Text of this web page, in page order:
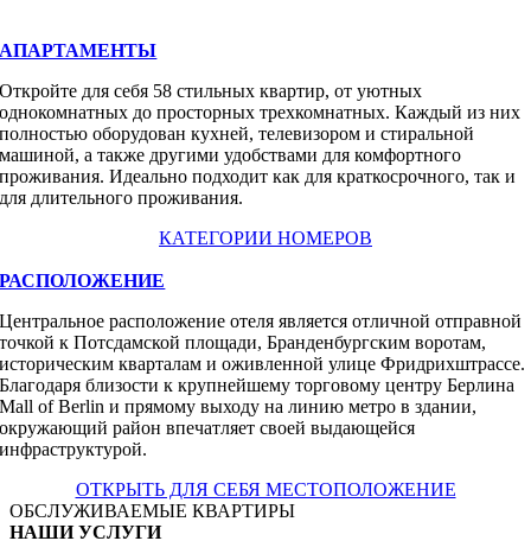
АПАРТАМЕНТЫ
Откройте для себя 58 стильных квартир, от уютных
однокомнатных до просторных трехкомнатных. Каждый из них
полностью оборудован кухней, телевизором и стиральной
машиной, а также другими удобствами для комфортного
проживания. Идеально подходит как для краткосрочного, так и
для длительного проживания.
КАТЕГОРИИ НОМЕРОВ
РАСПОЛОЖЕНИЕ
Центральное расположение отеля является отличной отправной
точкой к Потсдамской площади, Бранденбургским воротам,
историческим кварталам и оживленной улице Фридрихштрассе.
Благодаря близости к крупнейшему торговому центру Берлина
Mall of Berlin и прямому выходу на линию метро в здании,
окружающий район впечатляет своей выдающейся
инфраструктурой.
ОТКРЫТЬ ДЛЯ СЕБЯ МЕСТОПОЛОЖЕНИЕ
ОБСЛУЖИВАЕМЫЕ КВАРТИРЫ
НАШИ УСЛУГИ